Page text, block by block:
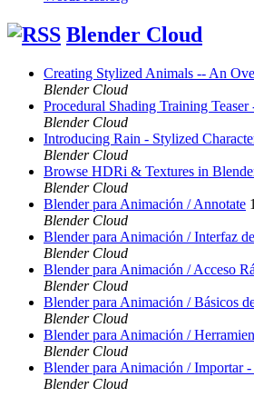
Blender Cloud
Creating Stylized Animals -- An
Blender Cloud
Procedural Shading Training Teaser
Blender Cloud
Introducing Rain - Stylized
Blender Cloud
Browse HDRi & Textures in
Blender Cloud
Blender para Animación / Annotate
Blender Cloud
Blender para Animación / Interfaz
Blender Cloud
Blender para Animación / Acceso
Blender Cloud
Blender para Animación / Básicos
Blender Cloud
Blender para Animación /
Blender Cloud
Blender para Animación / Importar
Blender Cloud